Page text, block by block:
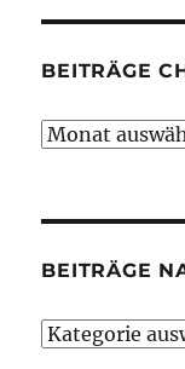
BEITRÄGE
Beiträge
BEITRÄGE
Beiträge